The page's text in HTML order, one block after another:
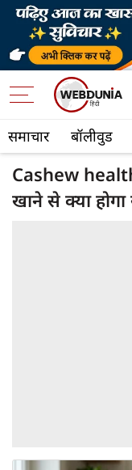
समाचार बॉलीवुड
Cashew
खाने से क्या